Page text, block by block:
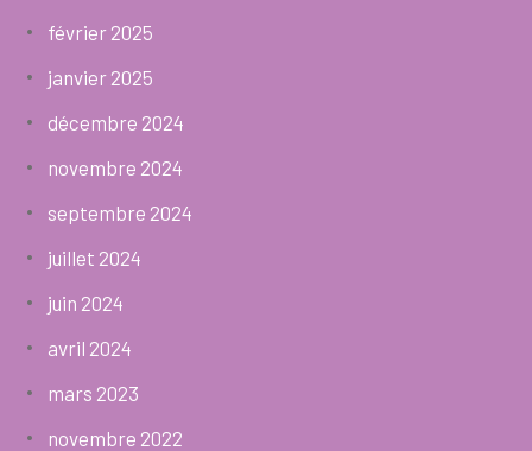
février 2025
janvier 2025
décembre 2024
novembre 2024
septembre 2024
juillet 2024
juin 2024
avril 2024
mars 2023
novembre 2022